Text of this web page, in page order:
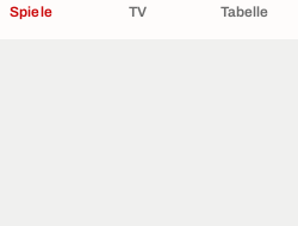
Spiele TV Tabelle